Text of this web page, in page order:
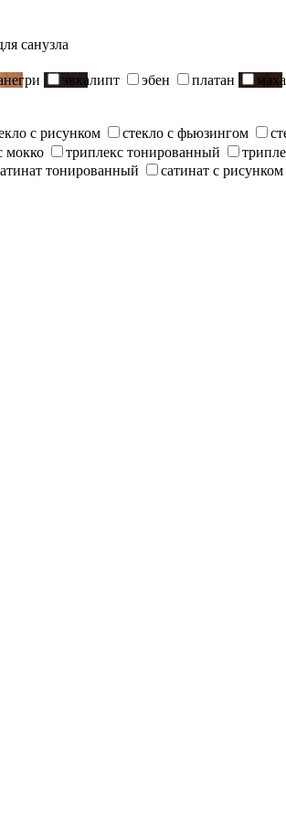
санузла
эвкалипт эбен платан
с рисунком стекло с фьюзингом
мокко триплекс тонированный
тонированный сатинат с рисунком